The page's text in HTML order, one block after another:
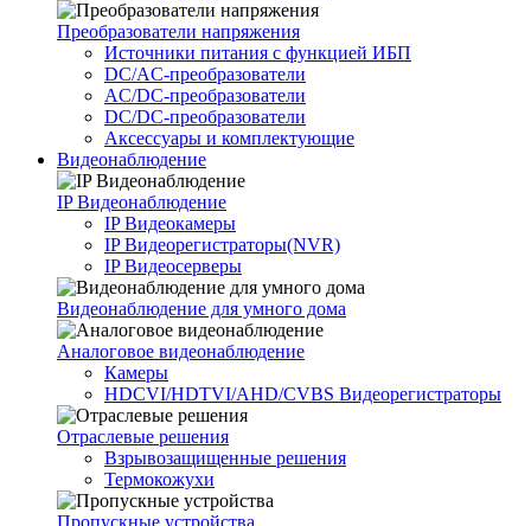
Преобразователи напряжения
Источники питания c функцией ИБП
DC/AC-преобразователи
AC/DC-преобразователи
DC/DC-преобразователи
Аксессуары и комплектующие
Видеонаблюдение
IP Видеонаблюдение
IP Видеокамеры
IP Видеорегистраторы(NVR)
IP Видеосерверы
Видеонаблюдение для умного дома
Аналоговое видеонаблюдение
Камеры
HDCVI/HDTVI/AHD/CVBS Видеорегистраторы
Отраслевые решения
Взрывозащищенные решения
Термокожухи
Пропускные устройства